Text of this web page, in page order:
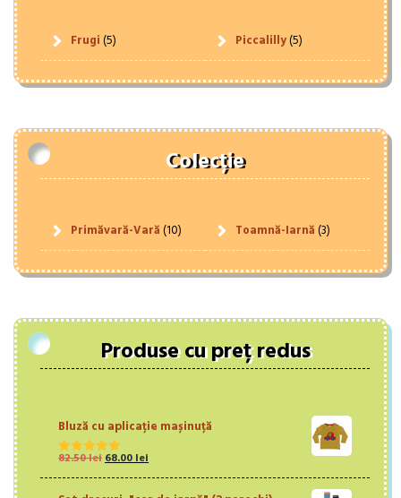
Frugi(5) Piccalilly(5)
Colecție
Primăvară-Vară(10) Toamnă-Iarnă(3)
Produse cu preț redus
Bluză cu aplicație mașinuță
Evaluat la
82.50lei Prețul
inițial
68.00lei
curent